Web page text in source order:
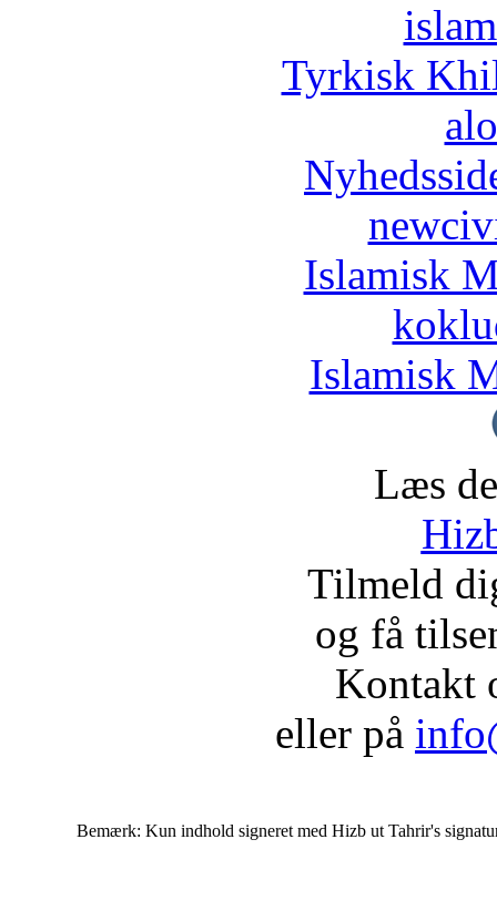
Tyrkisk
Islamisk
Islamisk
Læs
Tilmeld
og få
Kontakt
eller på
Bemærk: Kun indhold signeret med Hizb ut Tahrir's